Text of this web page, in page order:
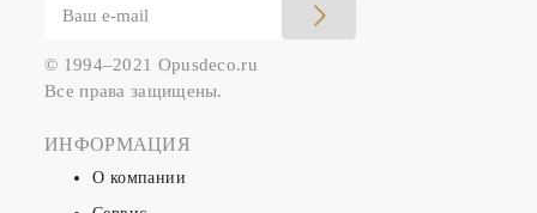
© 1994–2021 Opusdeco.ru
Все права защищены.
ИНФОРМАЦИЯ
О компании